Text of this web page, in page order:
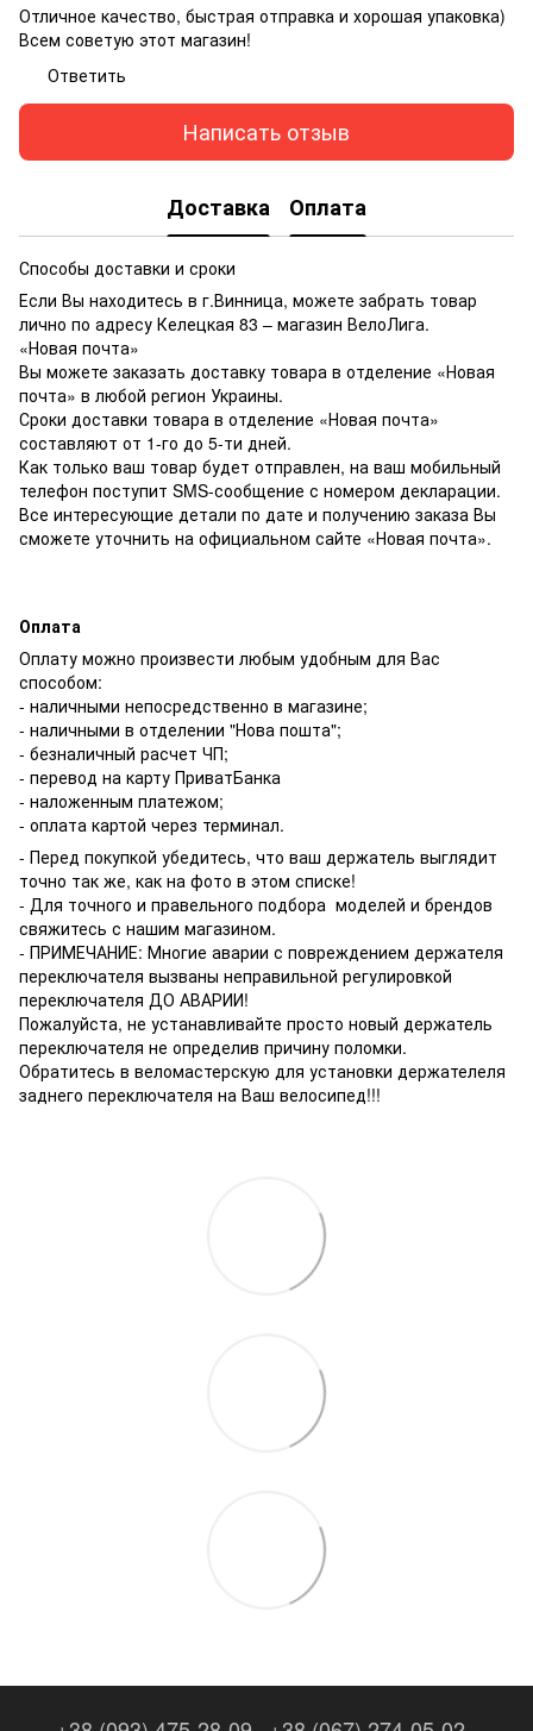
Отличное качество, быстрая отправка и хорошая упаковка)
Всем советую этот магазин!
Ответить
Написать отзыв
Доставка Оплата
Способы доставки и сроки
Если Вы находитесь в г.Винница, можете забрать товар
лично по адресу Келецкая 83 – магазин ВелоЛига.
«Новая почта»
Вы можете заказать доставку товара в отделение «Новая
почта» в любой регион Украины.
Сроки доставки товара в отделение «Новая почта»
составляют от 1-го до 5-ти дней.
Как только ваш товар будет отправлен, на ваш мобильный
телефон поступит SMS-сообщение с номером декларации.
Все интересующие детали по дате и получению заказа Вы
сможете уточнить на официальном сайте «Новая почта».
Оплата
Оплату можно произвести любым удобным для Вас
способом:
- наличными непосредственно в магазине;
- наличными в отделении "Нова пошта";
- безналичный расчет ЧП;
- перевод на карту ПриватБанка
- наложенным платежом;
- оплата картой через терминал.
- Перед покупкой убедитесь, что ваш держатель выглядит
точно так же, как на фото в этом списке!
- Для точного и правельного подбора моделей и брендов
свяжитесь с нашим магазином.
- ПРИМЕЧАНИЕ: Многие аварии с повреждением держателя
переключателя вызваны неправильной регулировкой
переключателя ДО АВАРИИ!
Пожалуйста, не устанавливайте просто новый держатель
переключателя не определив причину поломки.
Обратитесь в веломастерскую для установки держателеля
заднего переключателя на Ваш велосипед!!!